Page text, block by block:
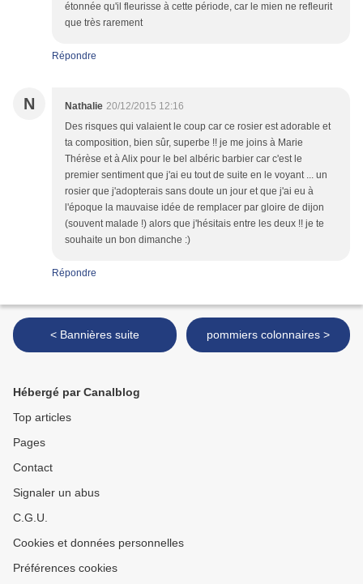
étonnée qu'il fleurisse à cette période, car le mien ne refleurit
que très rarement
Répondre
N Nathalie 20/12/2015 12:16
Des risques qui valaient le coup car ce rosier est adorable et
ta composition, bien sûr, superbe !! je me joins à Marie
Thérèse et à Alix pour le bel albéric barbier car c'est le
premier sentiment que j'ai eu tout de suite en le voyant ... un
rosier que j'adopterais sans doute un jour et que j'ai eu à
l'époque la mauvaise idée de remplacer par gloire de dijon
(souvent malade !) alors que j'hésitais entre les deux !! je te
souhaite un bon dimanche :)
Répondre
< Bannières suite pommiers colonnaires >
Hébergé par Canalblog
Top articles
Pages
Contact
Signaler un abus
C.G.U.
Cookies et données personnelles
Préférences cookies